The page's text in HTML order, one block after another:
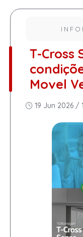
T-Cross
Movel
19 Jun 2026 /